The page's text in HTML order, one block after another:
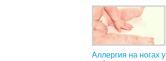
Аллергия на ногах у